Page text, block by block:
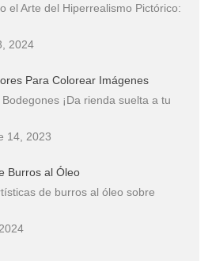
el Arte del Hiperrealismo Pictórico:
2024
Para Colorear Imágenes
¡Da rienda suelta a tu
14, 2023
Burros al Óleo
de burros al óleo sobre